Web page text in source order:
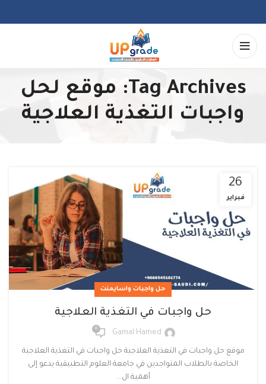
Tag Archives: موقع لحل
واجبات التغذية العلاجية
26
فبراير
حل واجبات واسايمنت
حل واجبات في التغذية العلاجية
Gamal Hamed
0
موقع حل واجبات في التغذية العلاجية حل واجبات في التغذية العلاجية
الخاصة بالطلاب المتواجدين في جامعة العلوم التطبيقية يدعو إلى
أهمية ال...